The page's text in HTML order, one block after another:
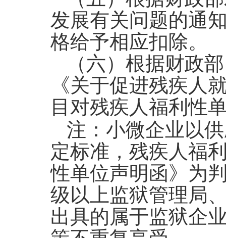
发展有关问题的通
格给予相应扣除。
（六）根据财政
《关于促进残疾人
目对残疾人福利性
注：小微企业以
定标准，残疾人福
性单位声明函》为
级以上监狱管理局
出具的属于监狱企